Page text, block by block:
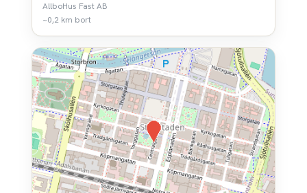
AllboHus Fast AB
~0,2 km bort